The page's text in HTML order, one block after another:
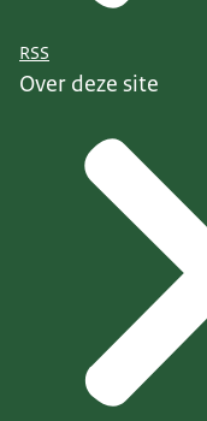
RSS
Over deze site